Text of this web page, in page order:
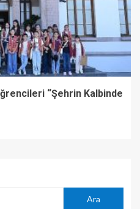
“Şehrin Kalbinde
Ara